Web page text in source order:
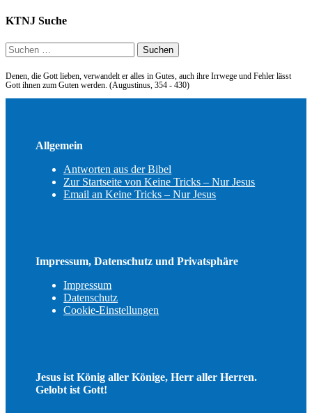
KTNJ Suche
Suchen
nach:
Denen, die Gott lieben, verwandelt er alles in Gutes, auch ihre Irrwege und Fehler lässt
Gott ihnen zum Guten werden. (Augustinus, 354 - 430)
Allgemein
Antworten aus der Bibel
Zur Startseite von Keine Tricks – Nur Jesus
Email an Keine Tricks – Nur Jesus
Impressum, Datenschutz und Privatsphäre
Impressum
Datenschutz
Cookie-Einstellungen
Jesus ist König aller Könige, Herr aller Herren.
Gelobt ist Gott!